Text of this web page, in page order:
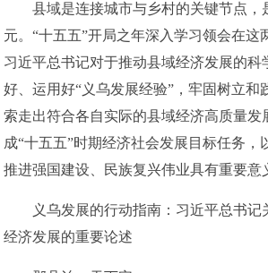
县域是连接城市与乡村的关键节点，
元。“十五五”开局之年深入学习领会在这
习近平总书记对于推动县域经济发展的科
好、运用好“义乌发展经验”，牢固树立和
索走出符合各自实际的县域经济高质量发
成“十五五”时期经济社会发展目标任务，
推进强国建设、民族复兴伟业具有重要意
义乌发展的行动指南：习近平总书记
经济发展的重要论述